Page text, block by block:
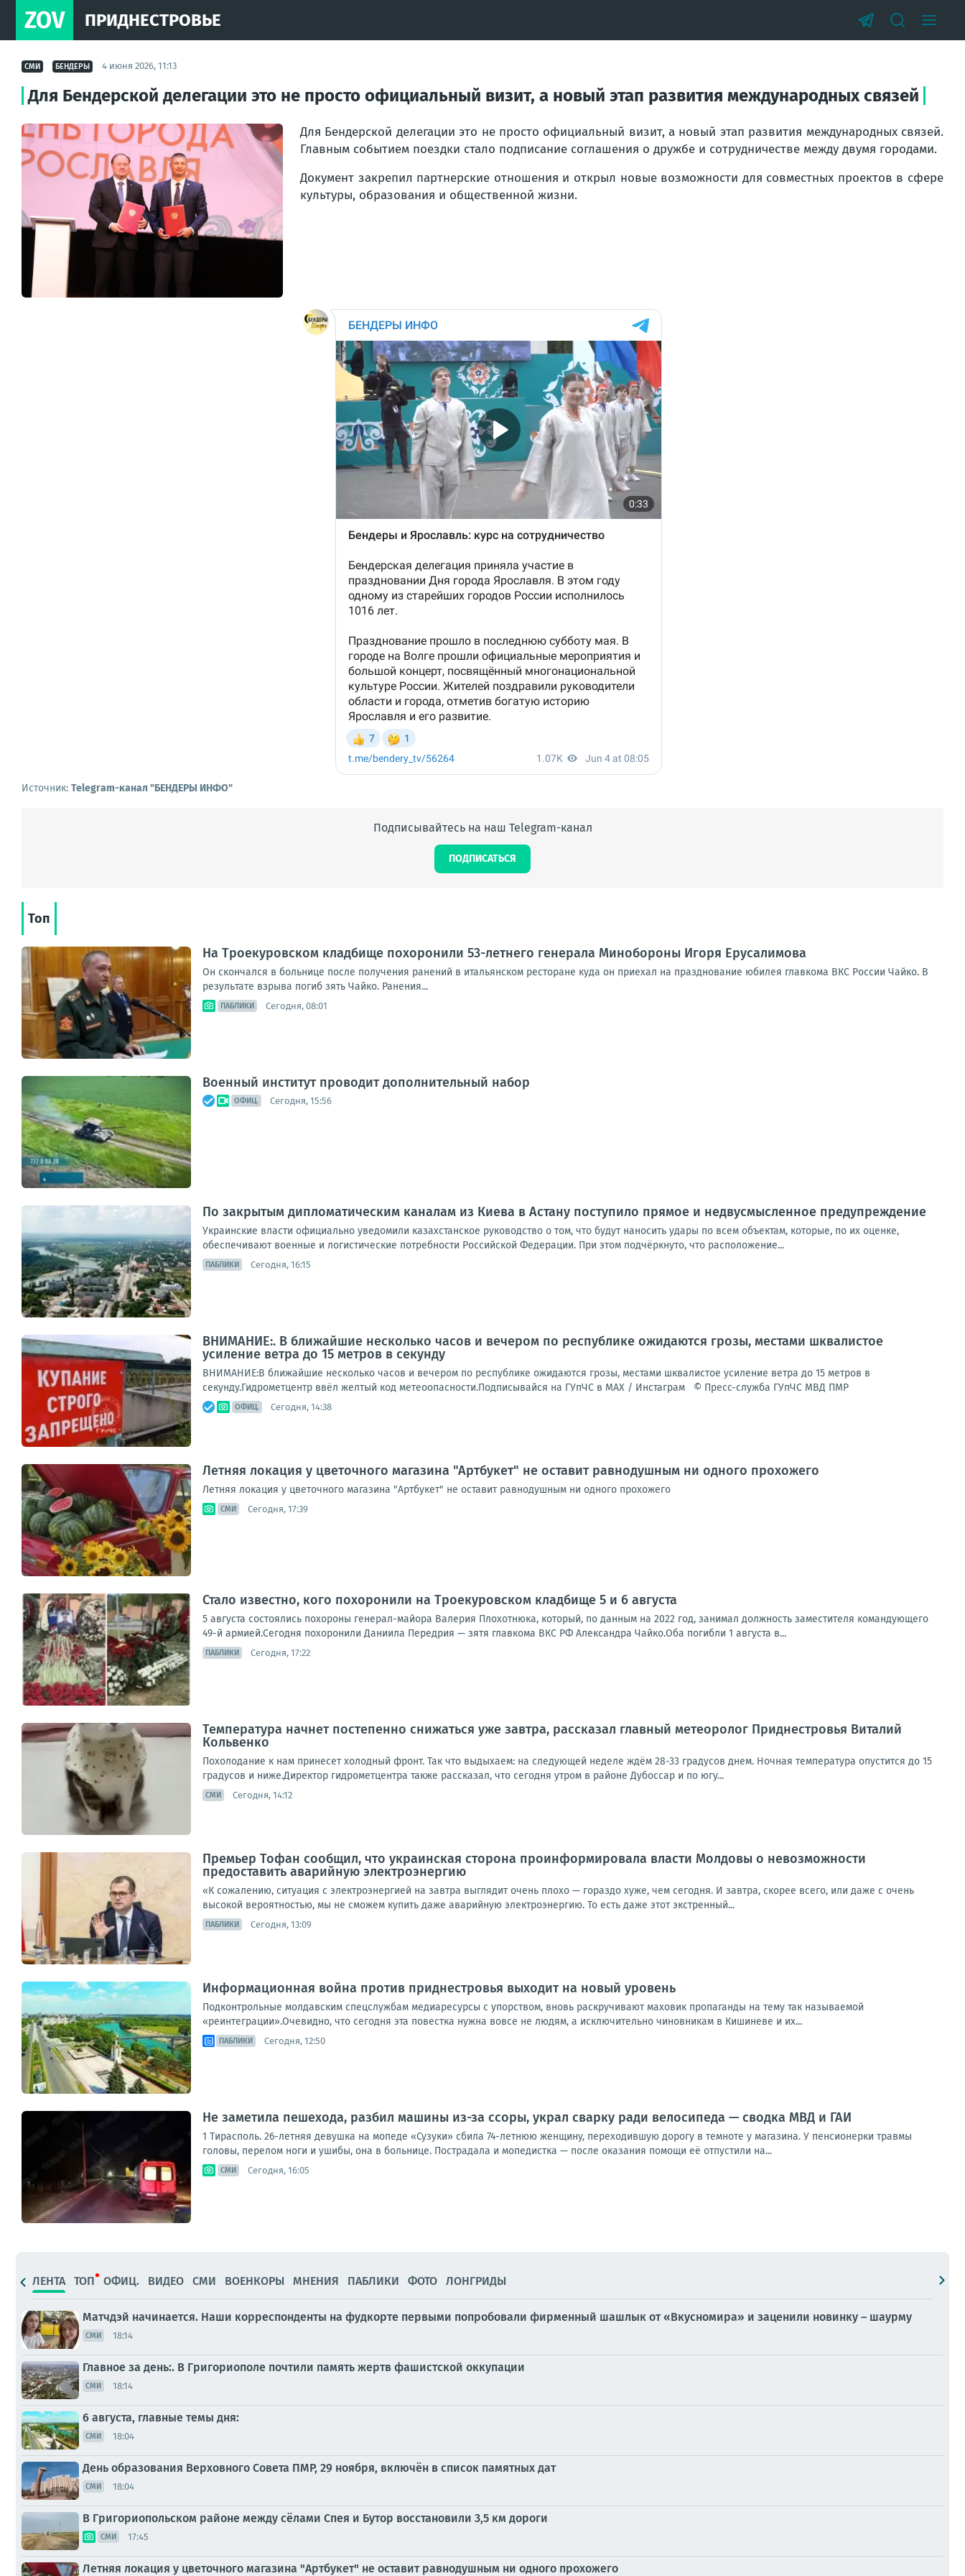
ZOV ПРИДНЕСТРОВЬЕ
СМИ БЕНДЕРЫ 4 июня 2026, 11:13
Для Бендерской делегации это не просто официальный визит, а новый этап развития международных связей
Для Бендерской делегации это не просто официальный визит, а новый этап развития международных связей.
Главным событием поездки стало подписание соглашения о дружбе и сотрудничестве между двумя городами.
Документ закрепил партнерские отношения и открыл новые возможности для совместных проектов в сфере
культуры, образования и общественной жизни.
Источник: Telegram-канал "БЕНДЕРЫ ИНФО"
Подписывайтесь на наш Telegram-канал
ПОДПИСАТЬСЯ
Топ
На Троекуровском кладбище похоронили 53-летнего генерала Минобороны Игоря Ерусалимова
Он скончался в больнице после получения ранений в итальянском ресторане куда он приехал на празднование юбилея главкома ВКС России Чайко. В
результате взрыва погиб зять Чайко. Ранения...
ПАБЛИКИ Сегодня, 08:01
Военный институт проводит дополнительный набор
ОФИЦ. Сегодня, 15:56
По закрытым дипломатическим каналам из Киева в Астану поступило прямое и недвусмысленное предупреждение
Украинские власти официально уведомили казахстанское руководство о том, что будут наносить удары по всем объектам, которые, по их оценке,
обеспечивают военные и логистические потребности Российской Федерации. При этом подчёркнуто, что расположение...
ПАБЛИКИ Сегодня, 16:15
ВНИМАНИЕ:. В ближайшие несколько часов и вечером по республике ожидаются грозы, местами шквалистое
усиление ветра до 15 метров в секунду
ВНИМАНИЕ:В ближайшие несколько часов и вечером по республике ожидаются грозы, местами шквалистое усиление ветра до 15 метров в
секунду.Гидрометцентр ввёл желтый код метеоопасности.Подписывайся на ГУпЧС в MAX / Инстаграм © Пресс-служба ГУпЧС МВД ПМР
ОФИЦ. Сегодня, 14:38
Летняя локация у цветочного магазина "Артбукет" не оставит равнодушным ни одного прохожего
Летняя локация у цветочного магазина "Артбукет" не оставит равнодушным ни одного прохожего
СМИ Сегодня, 17:39
Стало известно, кого похоронили на Троекуровском кладбище 5 и 6 августа
5 августа состоялись похороны генерал-майора Валерия Плохотнюка, который, по данным на 2022 год, занимал должность заместителя командующего
49-й армией.Сегодня похоронили Даниила Передрия — зятя главкома ВКС РФ Александра Чайко.Оба погибли 1 августа в...
ПАБЛИКИ Сегодня, 17:22
Температура начнет постепенно снижаться уже завтра, рассказал главный метеоролог Приднестровья Виталий
Кольвенко
Похолодание к нам принесет холодный фронт. Так что выдыхаем: на следующей неделе ждём 28-33 градусов днем. Ночная температура опустится до 15
градусов и ниже.Директор гидрометцентра также рассказал, что сегодня утром в районе Дубоссар и по югу...
СМИ Сегодня, 14:12
Премьер Тофан сообщил, что украинская сторона проинформировала власти Молдовы о невозможности
предоставить аварийную электроэнергию
«К сожалению, ситуация с электроэнергией на завтра выглядит очень плохо — гораздо хуже, чем сегодня. И завтра, скорее всего, или даже с очень
высокой вероятностью, мы не сможем купить даже аварийную электроэнергию. То есть даже этот экстренный...
ПАБЛИКИ Сегодня, 13:09
Информационная война против приднестровья выходит на новый уровень
Подконтрольные молдавским спецслужбам медиаресурсы с упорством, вновь раскручивают маховик пропаганды на тему так называемой
«реинтеграции».Очевидно, что сегодня эта повестка нужна вовсе не людям, а исключительно чиновникам в Кишиневе и их...
ПАБЛИКИ Сегодня, 12:50
Не заметила пешехода, разбил машины из-за ссоры, украл сварку ради велосипеда — сводка МВД и ГАИ
1 Тирасполь. 26-летняя девушка на мопеде «Сузуки» сбила 74-летнюю женщину, переходившую дорогу в темноте у магазина. У пенсионерки травмы
головы, перелом ноги и ушибы, она в больнице. Пострадала и мопедистка — после оказания помощи её отпустили на...
СМИ Сегодня, 16:05
ЛЕНТА ТОП ОФИЦ. ВИДЕО СМИ ВОЕНКОРЫ МНЕНИЯ ПАБЛИКИ ФОТО ЛОНГРИДЫ
Матчдэй начинается. Наши корреспонденты на фудкорте первыми попробовали фирменный шашлык от «Вкусномира» и заценили новинку – шаурму
СМИ 18:14
Главное за день:. В Григориополе почтили память жертв фашистской оккупации
СМИ 18:14
6 августа, главные темы дня:
СМИ 18:04
День образования Верховного Совета ПМР, 29 ноября, включён в список памятных дат
СМИ 18:04
В Григориопольском районе между сёлами Спея и Бутор восстановили 3,5 км дороги
СМИ 17:45
Летняя локация у цветочного магазина "Артбукет" не оставит равнодушным ни одного прохожего